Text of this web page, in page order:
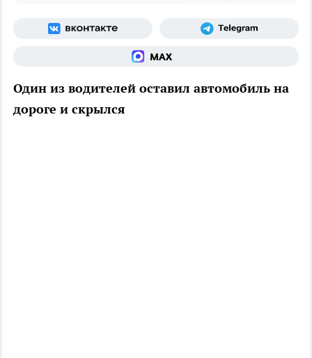
Один из водителей оставил автомобиль на
дороге и скрылся